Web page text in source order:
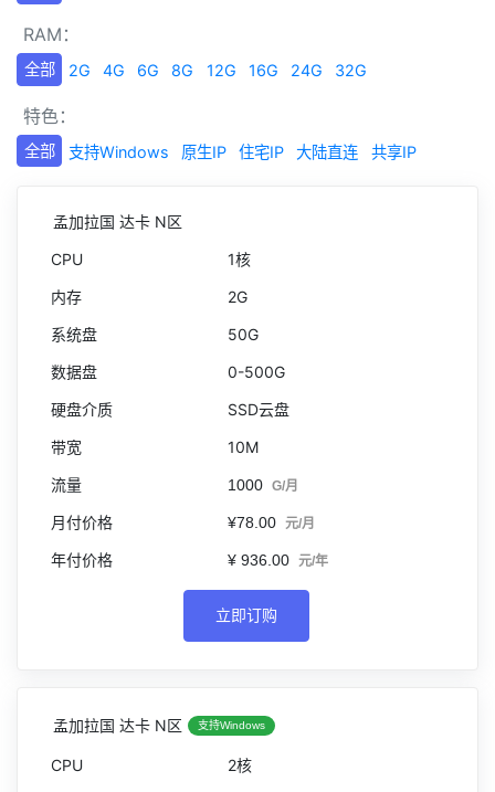
RAM：
全部 2G 4G 6G 8G 12G 16G 24G 32G
特色：
全部 支持Windows 原生IP 住宅IP 大陆直连 共享IP
孟加拉国 达卡 N区
1核
2G
50G
0-500G
SSD云盘
10M
1000 G/月
¥78.00 元/月
¥ 936.00 元/年
立即订购
孟加拉国 达卡 N区 支持Windows
2核